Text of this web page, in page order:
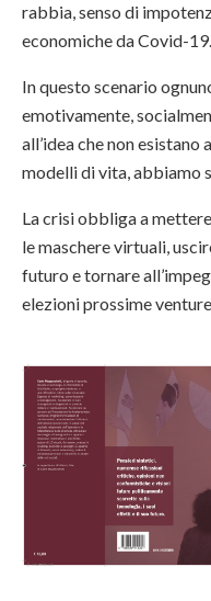
rabbia, senso di
economiche da Covid-19.
In questo scenario
emotivamente,
all’idea che non
modelli di vita, abbiamo
La crisi obbliga a
le maschere virtuali,
futuro e tornare
elezioni prossime